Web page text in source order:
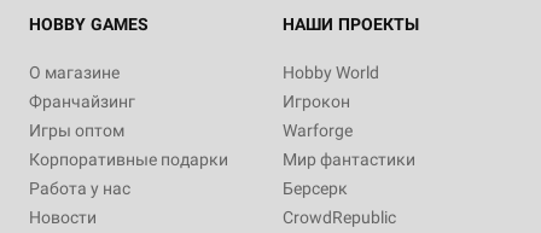
HOBBY GAMES
О магазине
Франчайзинг
Игры оптом
Корпоративные подарки
Работа у нас
Новости
НАШИ ПРОЕКТЫ
Hobby World
Игрокон
Warforge
Мир фантастики
Берсерк
CrowdRepublic